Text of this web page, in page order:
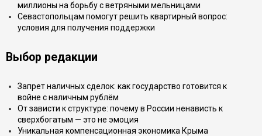
миллионы на борьбу с ветряными мельницами
Севастопольцам помогут решить квартирный вопрос:
условия для получения поддержки
Выбор редакции
Запрет наличных сделок: как государство готовится к
войне с наличным рублём
От зависти к структуре: почему в России ненависть к
сверхбогатым — это не эмоция
Уникальная компенсационная экономика Крыма